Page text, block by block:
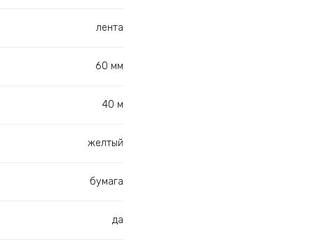
лента
60 мм
40 м
желтый
бумага
да